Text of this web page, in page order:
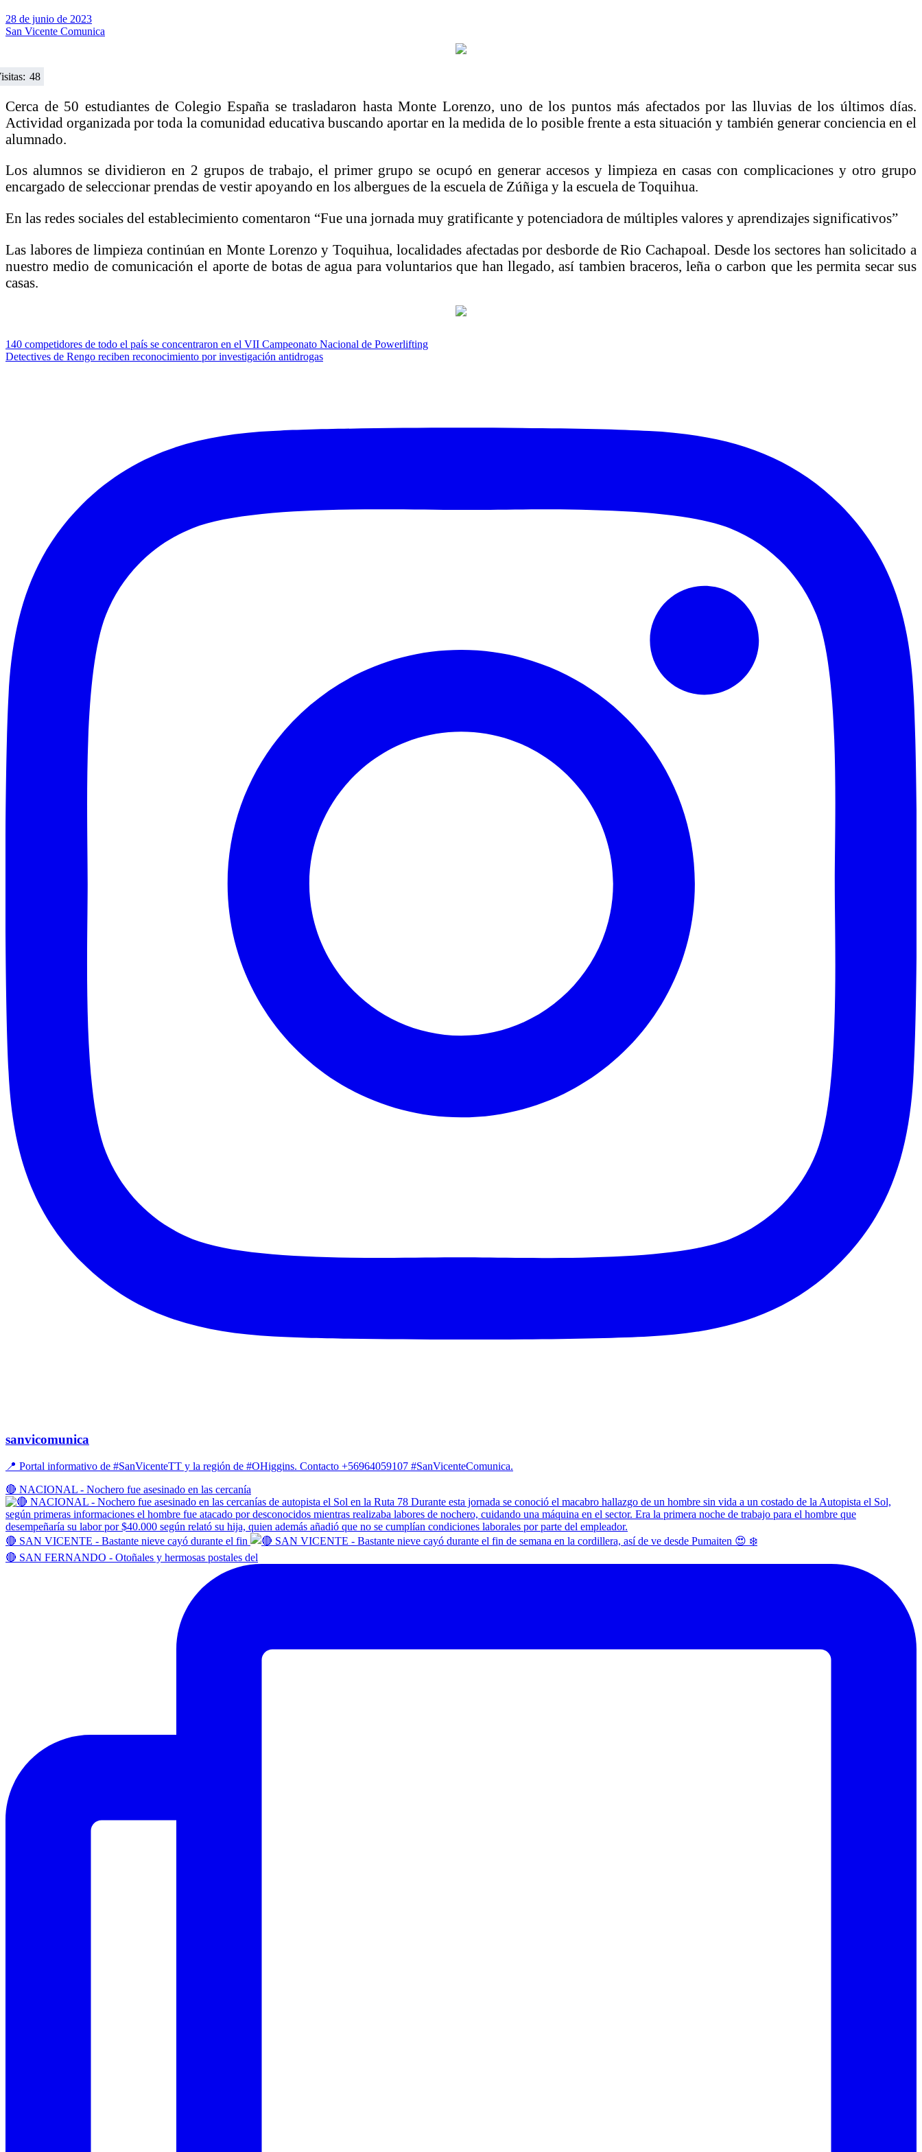
28 de junio de 2023
San Vicente Comunica
48
Cerca de 50 estudiantes de Colegio España se trasladaron hasta Monte Lorenzo, uno de los puntos más afectados por las lluvias de los últimos días.
Actividad organizada por toda la comunidad educativa buscando aportar en la medida de lo posible frente a esta situación y también generar conciencia en el
alumnado.
Los alumnos se dividieron en 2 grupos de trabajo, el primer grupo se ocupó en generar accesos y limpieza en casas con complicaciones y otro grupo
encargado de seleccionar prendas de vestir apoyando en los albergues de la escuela de Zúñiga y la escuela de Toquihua.
En las redes sociales del establecimiento comentaron “Fue una jornada muy gratificante y potenciadora de múltiples valores y aprendizajes significativos”
Las labores de limpieza continúan en Monte Lorenzo y Toquihua, localidades afectadas por desborde de Rio Cachapoal. Desde los sectores han solicitado a
nuestro medio de comunicación el aporte de botas de agua para voluntarios que han llegado, así tambien braceros, leña o carbon que les permita secar sus
casas.
Navegación
de
140 competidores de todo el país se concentraron en el VII Campeonato Nacional de Powerlifting
Detectives de Rengo reciben reconocimiento por investigación antidrogas
sanvicomunica
📍 Portal informativo de #SanVicenteTT y la región de #OHiggins. Contacto +56964059107 #SanVicenteComunica.
🔴 NACIONAL - Nochero fue asesinado en las cercanía
🔴 SAN VICENTE - Bastante nieve cayó durante el fin
🔴 SAN FERNANDO - Otoñales y hermosas postales del